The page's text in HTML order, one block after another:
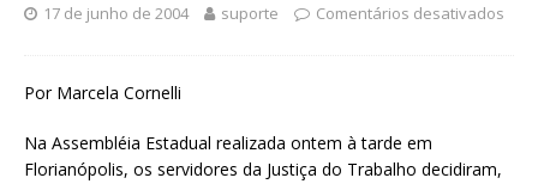
17 de junho de 2004 suporte Comentários desativados
Por Marcela Cornelli
Na Assembléia Estadual realizada ontem à tarde em
Florianópolis, os servidores da Justiça do Trabalho decidiram,